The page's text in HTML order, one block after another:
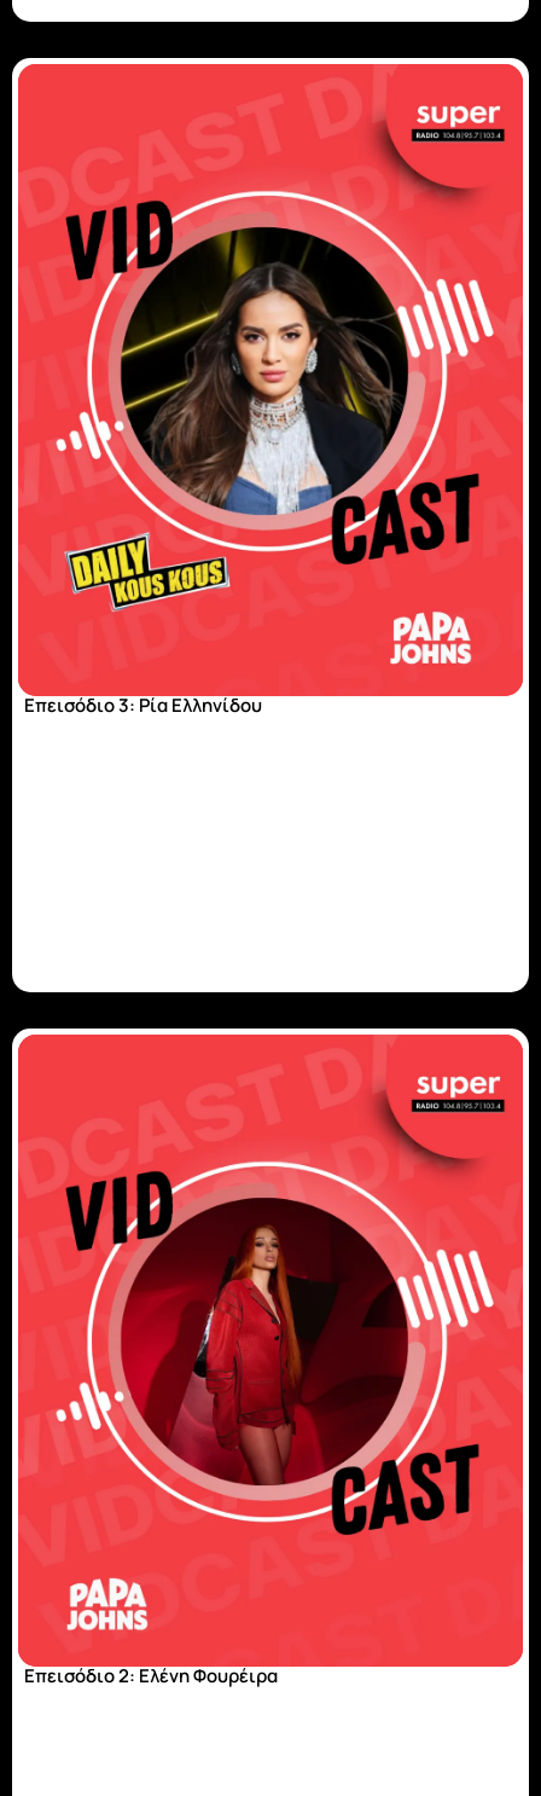
Επεισόδιο 3: Ρία Ελληνίδου
Επεισόδιο 2: Ελένη Φουρέιρα